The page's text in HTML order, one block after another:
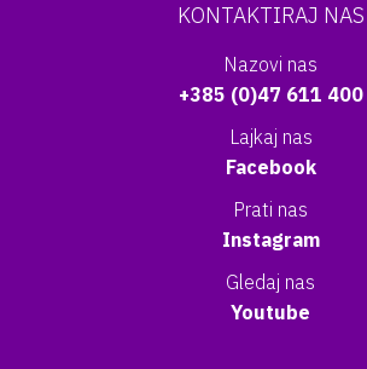
KONTAKTIRAJ NAS
Nazovi nas
+385 (0)47 611 400
Lajkaj nas
Facebook
Prati nas
Instagram
Gledaj nas
Youtube